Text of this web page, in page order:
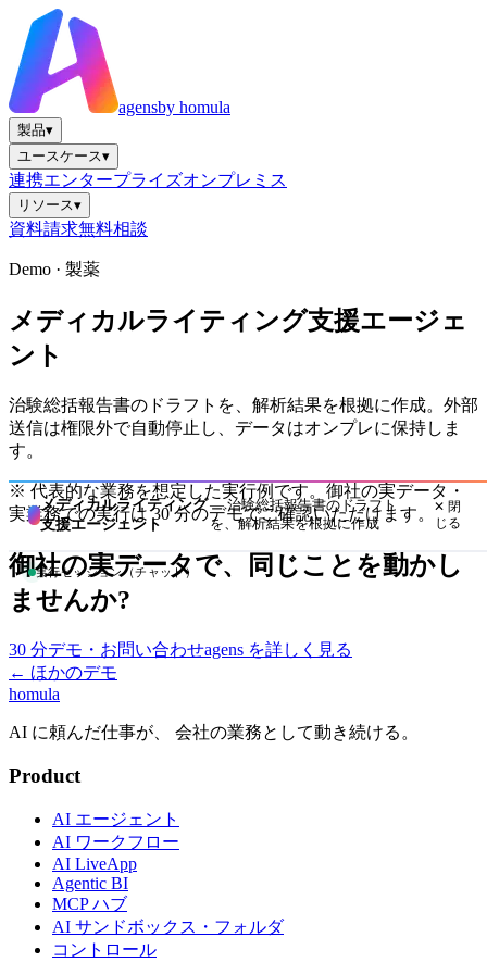
agensby homula
製品▾
ユースケース▾
連携エンタープライズオンプレミス
リソース▾
資料請求無料相談
Demo · 製薬
メディカルライティング支援エージェ
ント
治験総括報告書のドラフトを、解析結果を根拠に作成。外部
送信は権限外で自動停止し、データはオンプレに保持しま
す。
メディカルライティング
支援エージェント
—治験総括報告書のドラフト
を、解析結果を根拠に作成
✕ 閉
じる
実行セッション（チャット）
※ 代表的な業務を想定した実行例です。御社の実データ・
実業務での実行は 30 分のデモでご確認いただけます。
御社の実データで、同じことを動かし
ませんか?
30 分デモ・お問い合わせagens を詳しく見る
← ほかのデモ
homula
AI に頼んだ仕事が、 会社の業務として動き続ける。
Product
AI エージェント
AI ワークフロー
AI LiveApp
Agentic BI
MCP ハブ
AI サンドボックス・フォルダ
コントロール